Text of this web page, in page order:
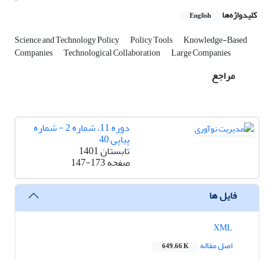
کلیدواژه‌ها English
Science and Technology Policy Policy Tools Knowledge-Based
Companies Technological Collaboration Large Companies
مراجع
دوره 11، شماره 2 - شماره
پیاپی 40
تابستان 1401
صفحه147-173
فایل ها
اصل مقاله
649.66 K